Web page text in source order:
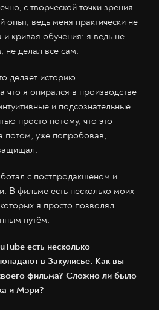
с творческой точки зрения
опыт, ведь меня практически не
кривая обучения: я ведь не
не делал всё сам.
делает историю
что я опирался в производстве
и подсознательные
просто потому, что это
потом, уже попробовав,
с постпродакшеном и
В фильме есть несколько моих
я просто позволял
путём.
есть несколько
в Закулисье. Как вы
фильма? Сложно ли было
и Мэри?